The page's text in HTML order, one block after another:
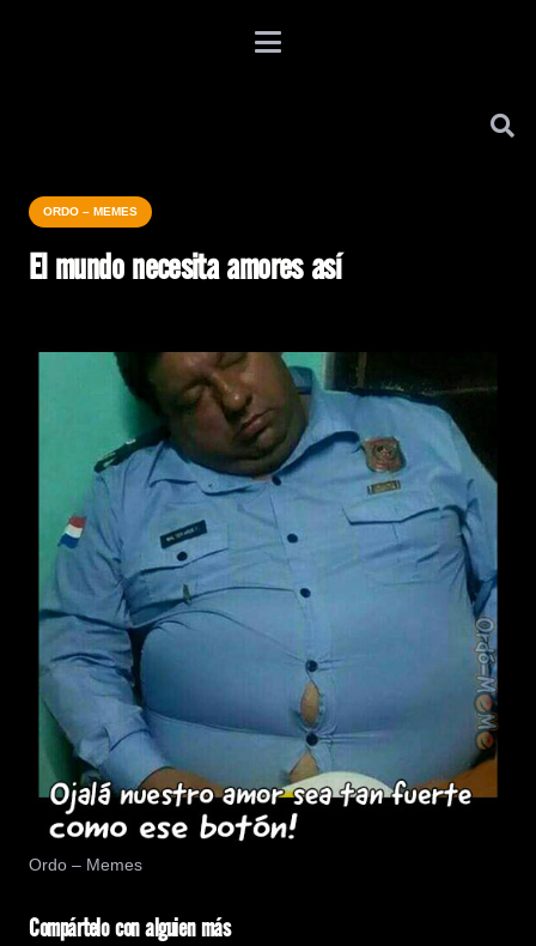
ORDO – MEMES
El mundo necesita amores así
Ordo – Memes
Compártelo con alguien más